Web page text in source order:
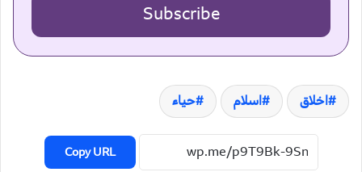
Subscribe
اخلاق اسلام حیاء
Copy URL